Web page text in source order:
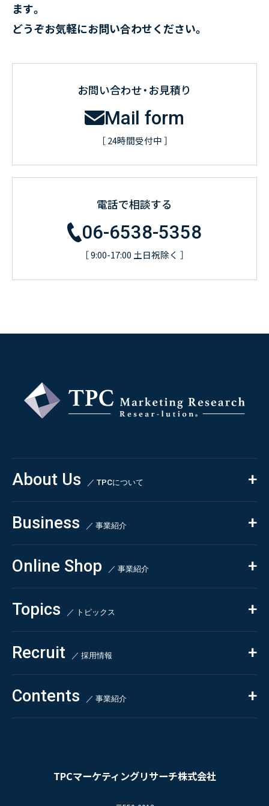
ます。
どうぞお気軽にお問い合わせください。
お問い合わせ・お見積り
Mail form
［ 24時間受付中 ］
電話で相談する
06-6538-5358
［ 9:00-17:00 土日祝除く ］
TPCマーケティングリサーチ株式会社
About Us ／ TPCについて
私たちの強み
会社概要・沿革
CSR
Business ／ 事業紹介
コンサルティング
依頼・受託調査
- 市場調査
- 競合調査
- アンケート調査
- クイックリサーチ
自主企画調査
Online Shop ／ 事業紹介
Beauty & Cosmetics
Health & Food
Pharmaceuticals & Medical
Chemical & Life Sciences
Topics ／ トピックス
ALL
お知らせ
新刊情報
掲載情報
Recruit ／ 採用情報
採用TOP
- 求める人物像
Contents ／ 事業紹介
お問い合わせ
プライバシーポリシー